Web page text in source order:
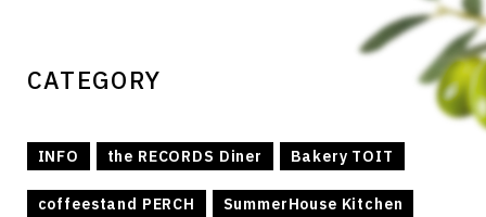
CATEGORY
INFO the RECORDS Diner Bakery TOIT
coffeestand PERCH SummerHouse Kitchen